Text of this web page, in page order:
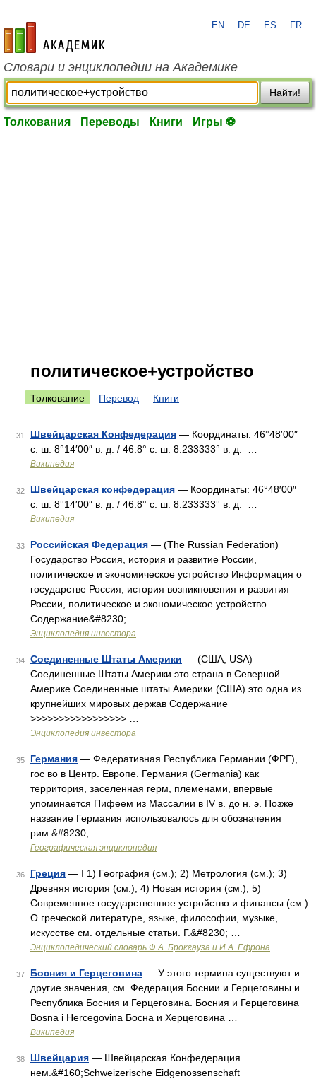
academic.ru
EN DE ES FR
Словари и энциклопедии на Академике
Найти!
Толкования Переводы Книги Игры ⚽
политическое+устройство
Толкование Перевод Книги
31 Швейцарская Конфедерация — Координаты: 46°48′00″
с. ш. 8°14′00″ в. д. / 46.8° с. ш. 8.233333° в. д. …
Википедия
32 Швейцарская конфедерация — Координаты: 46°48′00″
с. ш. 8°14′00″ в. д. / 46.8° с. ш. 8.233333° в. д. …
Википедия
33 Российская Федерация — (The Russian Federation)
Государство Россия, история и развитие России,
политическое и экономическое устройство Информация о
государстве Россия, история возникновения и развития
России, политическое и экономическое устройство
Содержание&#8230; …
Энциклопедия инвестора
34 Соединенные Штаты Америки — (США, USA)
Соединенные Штаты Америки это страна в Северной
Америке Соединенные штаты Америки (США) это одна из
крупнейших мировых держав Содержание
>>>>>>>>>>>>>>>>> …
Энциклопедия инвестора
35 Германия — Федеративная Республика Германии (ФРГ),
гос во в Центр. Европе. Германия (Germania) как
территория, заселенная герм, племенами, впервые
упоминается Пифеем из Массалии в IV в. до н. э. Позже
название Германия использовалось для обозначения
рим.&#8230; …
Географическая энциклопедия
36 Греция — I 1) География (см.); 2) Метрология (см.); 3)
Древняя история (см.); 4) Новая история (см.); 5)
Современное государственное устройство и финансы (см.).
О греческой литературе, языке, философии, музыке,
искусстве см. отдельные статьи. Г.&#8230; …
Энциклопедический словарь Ф.А. Брокгауза и И.А. Ефрона
37 Босния и Герцеговина — У этого термина существуют и
другие значения, см. Федерация Боснии и Герцеговины и
Республика Босния и Герцеговина. Босния и Герцеговина
Bosna i Hercegovina Босна и Херцеговина …
Википедия
38 Швейцария — Швейцарская Конфедерация
нем.&#160;Schweizerische Eidgenossenschaft